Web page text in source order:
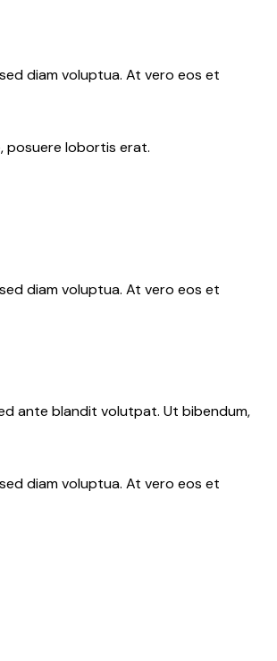
diam voluptua. At vero eos et
posuere lobortis erat.
diam voluptua. At vero eos et
ante blandit volutpat. Ut bibendum,
diam voluptua. At vero eos et